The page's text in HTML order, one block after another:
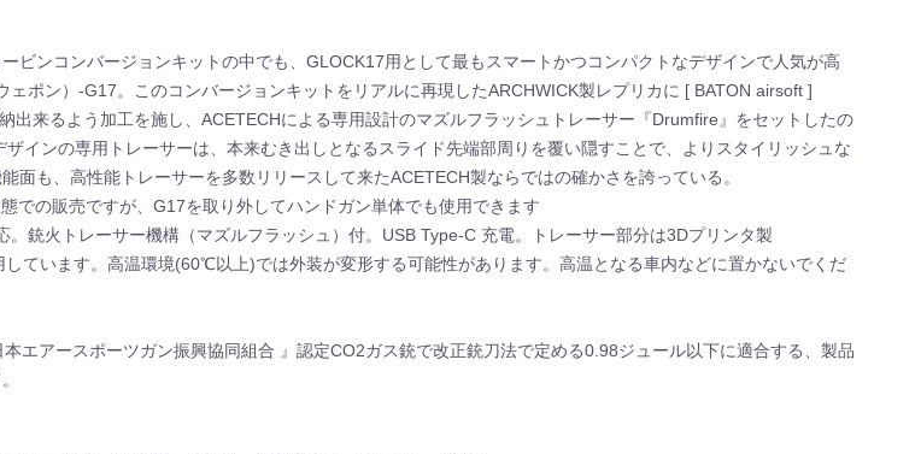
ビンコンバージョンキットの中でも、GLOCK17用として最もスマートかつコンパクトなデザインで人気が高
ェポン）-G17。このコンバージョンキットをリアルに再現したARCHWICK製レプリカに [ BATON airsoft ]
出来るよう加工を施し、ACETECHによる専用設計のマズルフラッシュトレーサー『Drumfire』をセットしたの
インの専用トレーサーは、本来むき出しとなるスライド先端部周りを覆い隠すことで、よりスタイリッシュな
面も、高性能トレーサーを多数リリースして来たACETECH製ならではの確かさを誇っている。
での販売ですが、G17を取り外してハンドガン単体でも使用できます
銃火トレーサー機構（マズルフラッシュ）付。USB Type-C 充電。トレーサー部分は3Dプリンタ製
ています。高温環境(60℃以上)では外装が変形する可能性があります。高温となる車内などに置かないでくだ
本エアースポーツガン振興協同組合 』認定CO2ガス銃で改正銃刀法で定める0.98ジュール以下に適合する、製品